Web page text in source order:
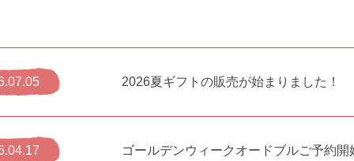
2026夏ギフトの販売が始まりました！
ゴールデンウィークオードブルご予約開